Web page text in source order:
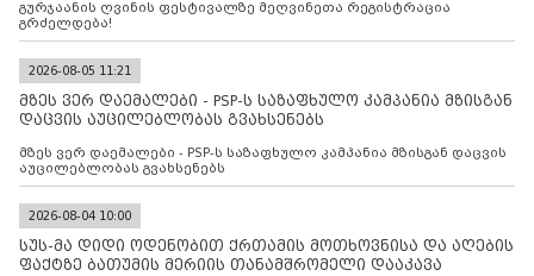
გურჯაანის ღვინის ფესტივალზე მეღვინეთა რეგისტრაცია
გრძელდება!
2026-08-05 11:21
მზეს ვერ დაემალები - PSP-ს საზაფხულო კამპანია მზისგან
დაცვის აუცილებლობას გვახსენებს
მზეს ვერ დაემალები - PSP-ს საზაფხულო კამპანია მზისგან დაცვის
აუცილებლობას გვახსენებს
2026-08-04 10:00
სუს-მა დიდი ოდენობით ქრთამის მოთხოვნისა და აღების
ფაქტზე ბათუმის მერიის თანამშრომელი დააკავა